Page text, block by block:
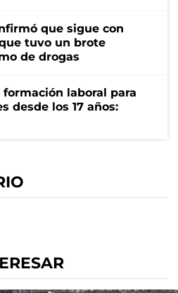
que sigue con
tuvo un brote
de drogas
laboral para
desde los 17 años: